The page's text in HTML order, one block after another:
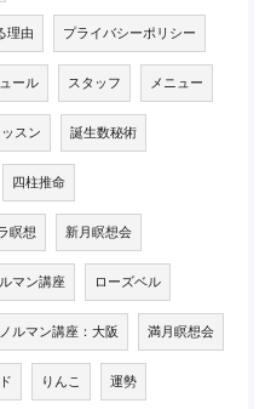
理由 プライバシーポリシー
ール スタッフ メニュー
スン 誕生数秘術
四柱推命
瞑想 新月瞑想会
マン講座 ローズベル
ルマン講座：大阪 満月瞑想会
りんこ 運勢